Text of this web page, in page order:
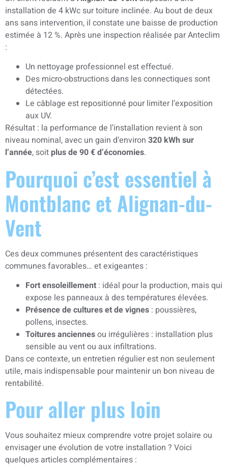
installation de 4 kWc sur toiture inclinée. Au bout de deux
ans sans intervention, il constate une baisse de production
estimée à 12 %. Après une inspection réalisée par Anteclim
:
Un nettoyage professionnel est effectué.
Des micro-obstructions dans les connectiques sont
détectées.
Le câblage est repositionné pour limiter l’exposition
aux UV.
Résultat : la performance de l’installation revient à son
niveau nominal, avec un gain d’environ 320 kWh sur
l’année, soit plus de 90 € d’économies.
Pourquoi c’est essentiel à
Montblanc et Alignan-du-
Vent
Ces deux communes présentent des caractéristiques
communes favorables… et exigeantes :
Fort ensoleillement : idéal pour la production, mais qui
expose les panneaux à des températures élevées.
Présence de cultures et de vignes : poussières,
pollens, insectes.
Toitures anciennesou irrégulières : installation plus
sensible au vent ou aux infiltrations.
Dans ce contexte, un entretien régulier est non seulement
utile, mais indispensable pour maintenir un bon niveau de
rentabilité.
Pour aller plus loin
Vous souhaitez mieux comprendre votre projet solaire ou
envisager une évolution de votre installation ? Voici
quelques articles complémentaires :